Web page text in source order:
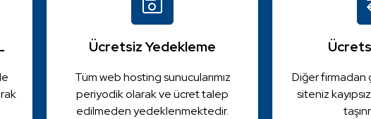
Ücretsiz Yedekleme
Tüm web hosting sunucularımız
periyodik olarak ve ücret talep
edilmeden yedeklenmektedir.
Diğer
siteniz